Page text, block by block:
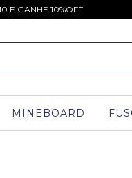
E GANHE 10%OFF
MINEBOARD